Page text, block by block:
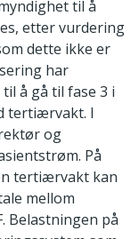
til å
etter vurdering
dette ikke er
har
å gå til fase 3 i
tertiærvakt. I
og
På
tertiærvakt kan
mellom
Belastningen på